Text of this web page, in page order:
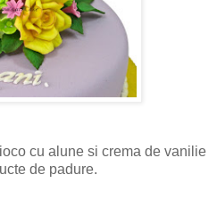
cu alune si crema de vanilie
de padure.